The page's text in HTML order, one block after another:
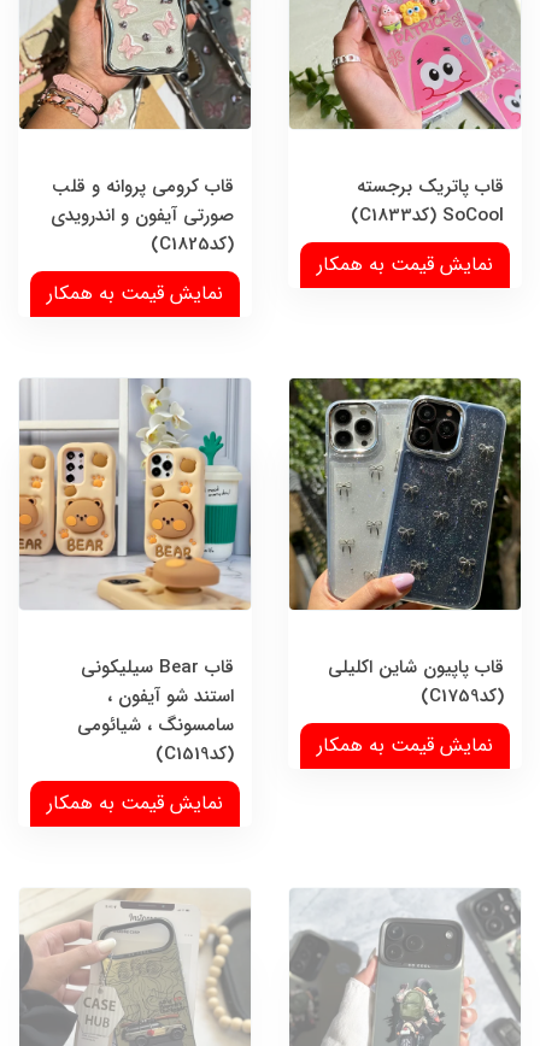
قاب پاتریک برجسته
SoCool (کدC1833)
نمایش قیمت به همکار
قاب کرومی پروانه و قلب
صورتی آیفون و اندرویدی
(کدC1825)
نمایش قیمت به همکار
قاب پاپیون شاین اکلیلی
(کدC1759)
نمایش قیمت به همکار
قاب Bear سیلیکونی
استند شو آیفون ،
سامسونگ ، شیائومی
(کدC1519)
نمایش قیمت به همکار